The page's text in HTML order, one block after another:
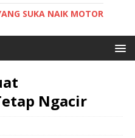
SUKA NAIK MOTOR
Ngacir